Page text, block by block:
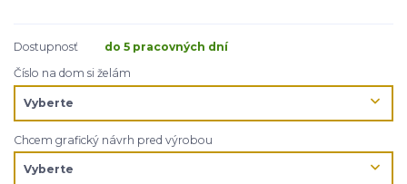
Dostupnosť
do 5 pracovných dní
Číslo na dom si želám
Chcem grafický návrh pred výrobou